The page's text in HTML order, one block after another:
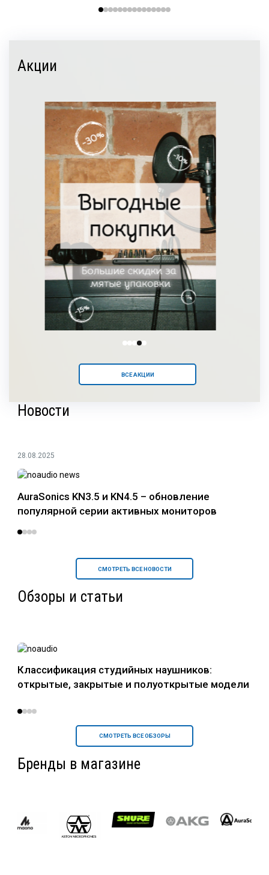
Акции
ВСЕ АКЦИИ
Новости
28.08.2025
AuraSonics KN3.5 и KN4.5 – обновление
популярной серии активных мониторов
СМОТРЕТЬ ВСЕ НОВОСТИ
Обзоры и статьи
Классификация студийных наушников:
открытые, закрытые и полуоткрытые модели
СМОТРЕТЬ ВСЕ ОБЗОРЫ
Бренды в магазине